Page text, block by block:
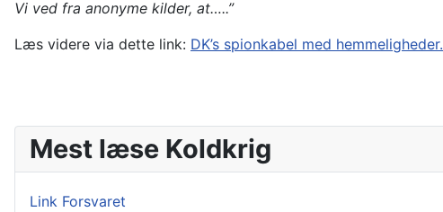
Vi ved fra anonyme kilder, at…..”
Læs videre via dette link: DK’s spionkabel med hemmeligheder.
Mest læse Koldkrig
Link Forsvaret